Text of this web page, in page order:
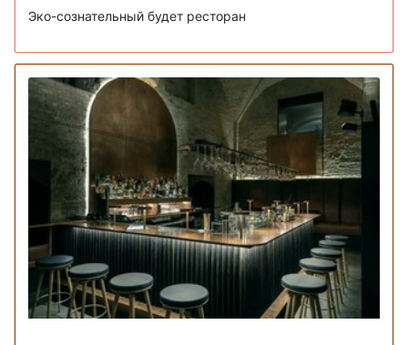
Эко-сознательный будет ресторан